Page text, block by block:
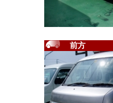
前方